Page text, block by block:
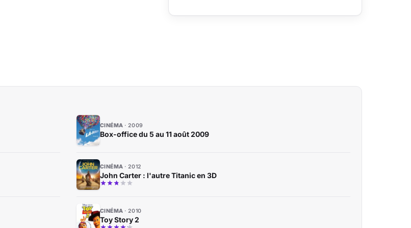
CINÉMA 2009
Box-office du 5 au 11 août 2009
CINÉMA 2012
John Carter : l'autre Titanic en 3D
CINÉMA 2010
Toy Story 2